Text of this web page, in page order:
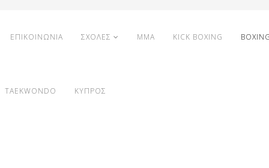
ΕΠΙΚΟΙΝΩΝΙΑ ΣΧΟΛΕΣ MMA KICK BOXING
TAEKWONDO ΚΥΠΡΟΣ